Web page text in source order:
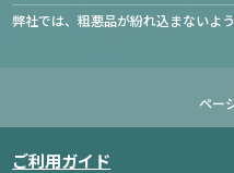
弊社では、粗悪品が紛れ込まないよ
ペー
ご利用ガイド